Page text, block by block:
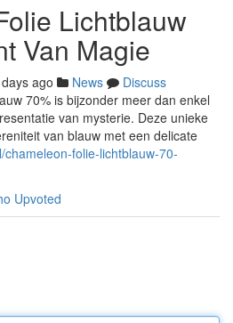
Lichtblauw
Van Magie
ago News
Discuss
70% is bijzonder meer dan enkel
van mysterie. Deze unieke
van blauw met een delicate
chameleon-folie-lichtblauw-70-
Upvoted